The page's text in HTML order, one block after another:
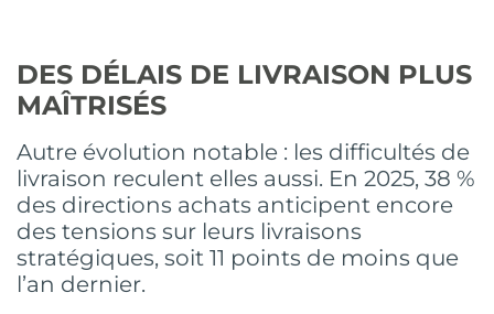
DES DÉLAIS DE LIVRAISON PLUS
MAÎTRISÉS
Autre évolution notable : les difficultés de
livraison reculent elles aussi. En 2025, 38 %
des directions achats anticipent encore
des tensions sur leurs livraisons
stratégiques, soit 11 points de moins que
l’an dernier.